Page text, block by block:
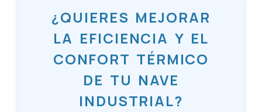
¿QUIERES MEJORAR
LA EFICIENCIA Y EL
CONFORT TÉRMICO
DE TU NAVE
INDUSTRIAL?